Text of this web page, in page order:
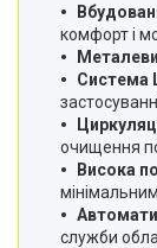
комфорт і
Система
очищення
Висока
служби